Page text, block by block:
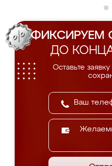
ФИКСИРУЕМ
ДО
Оставьте